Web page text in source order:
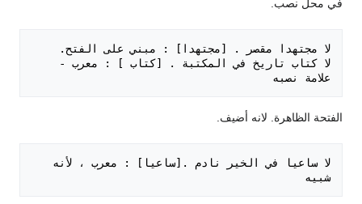
في محل نصب.
علامة نصبه
الفتحة الظاهرة. لانه أضيف.
شبيه